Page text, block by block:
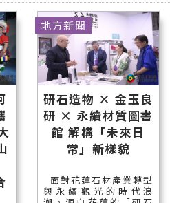
研石造物 × 金玉良
研 × 永續材質圖書
館 解構「未來日
常」新樣貌
面對花蓮石材產業轉型
與永續觀光的時代浪
地方新聞